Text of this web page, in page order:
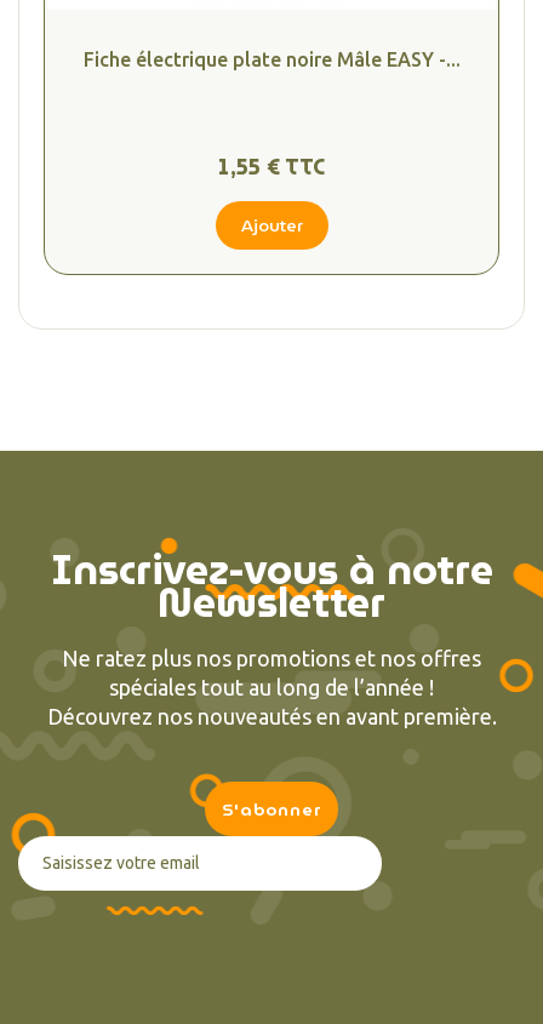
Fiche électrique plate noire Mâle EASY -...
1,55 € TTC
Ajouter
Inscrivez-vous à notre
Newsletter
Ne ratez plus nos promotions et nos offres
spéciales tout au long de l’année !
Découvrez nos nouveautés en avant première.